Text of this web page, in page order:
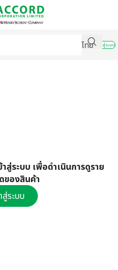
ไทย
เข้าสู่ระบบ
ระบบ เพื่อดำเนินการดูราย
ของสินค้า
สู่ระบบ